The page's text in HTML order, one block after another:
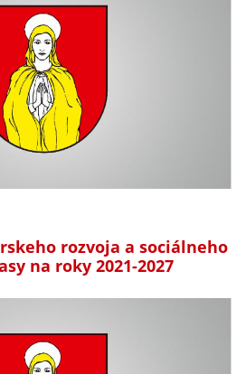
rozvoja a sociálneho
na roky 2021-2027